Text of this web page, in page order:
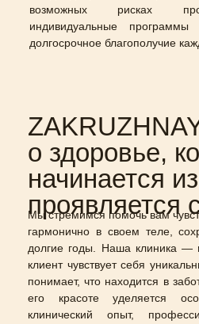
возможных рисках
индивидуальные
долгосрочное благополучие
о здоровье,
начинается
проявляется
Мы стремимся помочь вам
гармонично в своем теле,
долгие годы. Наша клиника —
клиент чувствует себя
понимает, что находится в
его красоте уделяется
клинический опыт,